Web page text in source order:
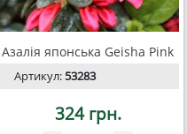
Азалія японська Geisha Pink
Артикул:53283
324 грн.